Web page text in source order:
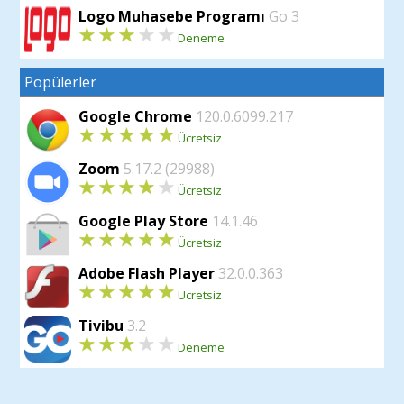
Logo Muhasebe Programı Go 3
Deneme
Popülerler
Google Chrome 120.0.6099.217
Ücretsiz
Zoom 5.17.2 (29988)
Ücretsiz
Google Play Store 14.1.46
Ücretsiz
Adobe Flash Player 32.0.0.363
Ücretsiz
Tivibu 3.2
Deneme